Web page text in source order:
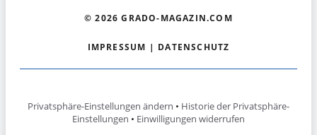
© 2026 GRADO-MAGAZIN.COM
IMPRESSUM | DATENSCHUTZ
Privatsphäre-Einstellungen ändern • Historie der Privatsphäre-
Einstellungen • Einwilligungen widerrufen